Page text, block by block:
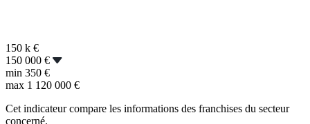
150 k €
150 000 €
min 350 €
max 1 120 000 €
Cet indicateur compare les informations des franchises du secteur
concerné.